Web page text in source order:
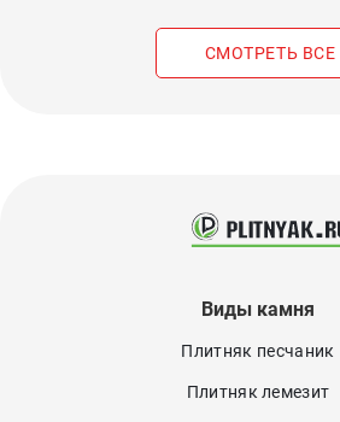
СМОТРЕТЬ ВСЕ
Виды камня
Плитняк песчаник
Плитняк лемезит